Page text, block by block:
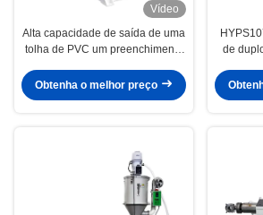
Vídeo
Alta capacidade de saída de uma
tolha de PVC um preenchimento
duplo duplo parafuso extrusora
de plástico PS110/28
Obtenha o melhor preço
de